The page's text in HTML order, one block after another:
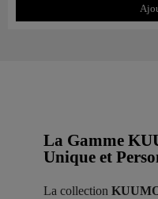
La Gamme
Unique et
La collection